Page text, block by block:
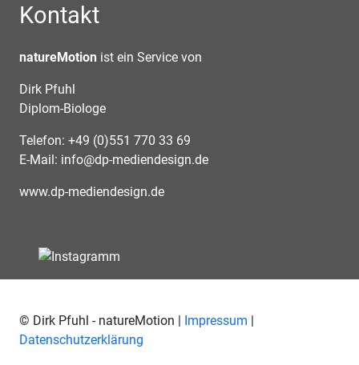
Kontakt
natureMotion ist ein Service von
Dirk Pfuhl
Diplom-Biologe
Telefon: +49 (0)551 770 33 69
E-Mail: info@dp-mediendesign.de
www.dp-mediendesign.de
© Dirk Pfuhl - natureMotion | Impressum |
Datenschutzerklärung